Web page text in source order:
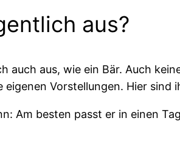
aus?
auch aus, wie ein Bär. Auch
Vorstellungen. Hier sind
Am besten passt er in einen